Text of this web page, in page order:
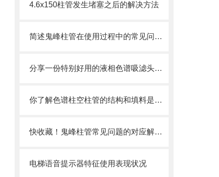
4.6x150柱管发生堵塞之后的解决方法
简述鬼峰柱管在使用过程中的常见问题相应解决方法
分享一份特别好用的液相色谱吸滤头维护保养方法
你了解色谱柱空柱管的结构和填料是什么吗
快收藏！鬼峰柱管常见问题的对应解决妙招
电梯语音提示器特征使用表现状况